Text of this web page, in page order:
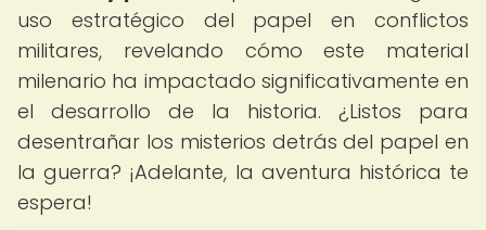
uso estratégico del papel en conflictos
militares, revelando cómo este material
milenario ha impactado significativamente en
el desarrollo de la historia. ¿Listos para
desentrañar los misterios detrás del papel en
la guerra? ¡Adelante, la aventura histórica te
espera!